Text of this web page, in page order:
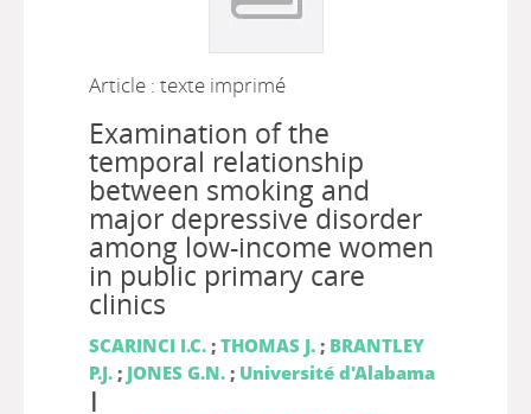
Article : texte imprimé
Examination of the
temporal relationship
between smoking and
major depressive disorder
among low-income women
in public primary care
clinics
SCARINCI I.C.; THOMAS J.; BRANTLEY
P.J.; JONES G.N.; Université d'Alabama
|